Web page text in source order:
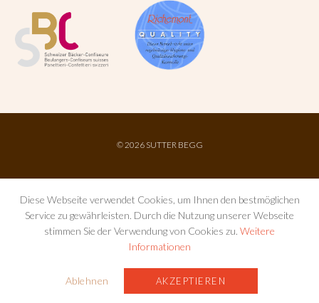
©2026 SUTTER BEGG
Diese Webseite verwendet Cookies, um Ihnen den bestmöglichen
Service zu gewährleisten. Durch die Nutzung unserer Webseite
stimmen Sie der Verwendung von Cookies zu. Weitere
Informationen
Ablehnen AKZEPTIEREN